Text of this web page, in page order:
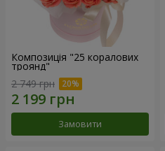
Композиція "25 коралових
троянд"
2 749 грн
Замовити